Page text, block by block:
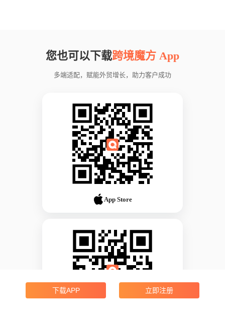
您也可以下载跨境魔方 App
多端适配，赋能外贸增长，助力客户成功
App Store
下载APP 立即注册